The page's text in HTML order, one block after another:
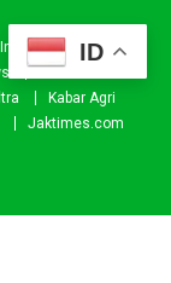
Investor
Donasi
Kabar.id
Kabar Agri
Jaktimes.com
ID